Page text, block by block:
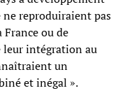
reproduiraient pas
ou de
leur intégration au
un
et inégal ».